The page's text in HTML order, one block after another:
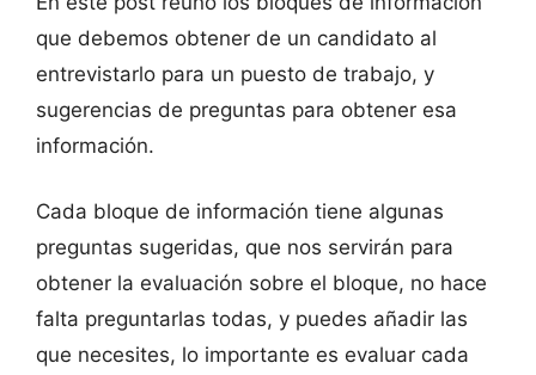
que debemos obtener de un candidato al
entrevistarlo para un puesto de trabajo, y
sugerencias de preguntas para obtener esa
información.
Cada bloque de información tiene algunas
preguntas sugeridas, que nos servirán para
obtener la evaluación sobre el bloque, no hace
falta preguntarlas todas, y puedes añadir las
que necesites, lo importante es evaluar cada